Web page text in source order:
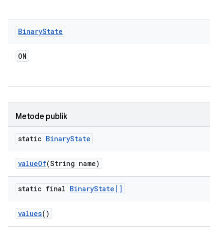
BinaryState
ON
Metode publik
static BinaryState
valueOf(String name)
static final BinaryState[]
values()